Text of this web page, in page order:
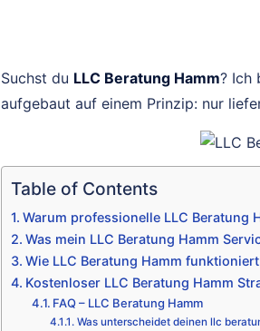
Suchst du LLC Beratung Hamm? Ich
aufgebaut auf einem Prinzip: nur
Table of Contents
Warum professionelle LLC Beratung
Was mein LLC Beratung Hamm
Wie LLC Beratung Hamm
Kostenloser LLC Beratung Hamm
FAQ – LLC Beratung Hamm
Was unterscheidet deinen llc